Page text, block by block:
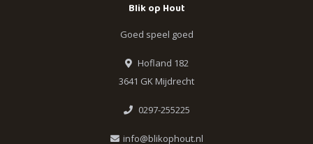
Blik op Hout
Goed speel goed
Hofland 182
3641 GK Mijdrecht
0297-255225
info@blikophout.nl